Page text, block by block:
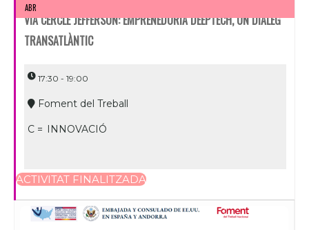
ABR
VIA CERCLE JEFFERSON: EMPRENEDORIA DEEPTECH, UN DIÀLEG
TRANSATLÀNTIC
17:30 - 19:00
Foment del Treball
C = INNOVACIÓ
ACTIVITAT FINALITZADA